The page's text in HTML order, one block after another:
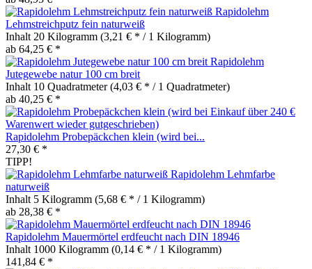
Rapidolehm
Lehmstreichputz fein naturweiß
Inhalt 20 Kilogramm (3,21 € * / 1 Kilogramm)
ab 64,25 € *
Rapidolehm
Jutegewebe natur 100 cm breit
Inhalt 10 Quadratmeter(4,03 € * / 1 Quadratmeter)
ab 40,25 € *
Rapidolehm Probepäckchen klein (wird bei...
27,30 € *
TIPP!
Rapidolehm Lehmfarbe
naturweiß
Inhalt 5 Kilogramm (5,68 € * / 1 Kilogramm)
ab 28,38 € *
Rapidolehm Mauermörtel erdfeucht nach DIN 18946
Inhalt 1000 Kilogramm (0,14 € * / 1 Kilogramm)
141,84 € *